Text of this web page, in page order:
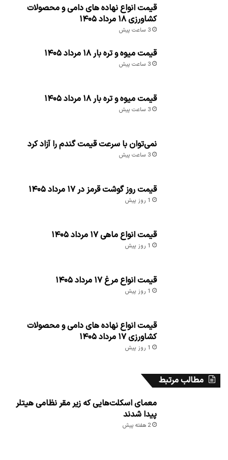
قیمت انواع نهاده های دامی و محصولات
کشاورزی ۱۸ مرداد ۱۴۰۵
3 ساعت پیش
قیمت میوه و تره بار ۱۸ مرداد ۱۴۰۵
3 ساعت پیش
قیمت میوه و تره بار ۱۸ مرداد ۱۴۰۵
3 ساعت پیش
نمی‌توان با سرعت قیمت گندم را آزاد کرد
3 ساعت پیش
قیمت روز گوشت قرمز در ۱۷ مرداد ۱۴۰۵
1 روز پیش
قیمت انواع ماهی ۱۷ مرداد ۱۴۰۵
1 روز پیش
قیمت انواع مرغ ۱۷ مرداد ۱۴۰۵
1 روز پیش
قیمت انواع نهاده های دامی و محصولات
کشاورزی ۱۷ مرداد ۱۴۰۵
1 روز پیش
مطالب مرتبط
معمای اسکلت‌هایی که زیر مقر نظامی هیتلر
پیدا شدند
2 هفته پیش